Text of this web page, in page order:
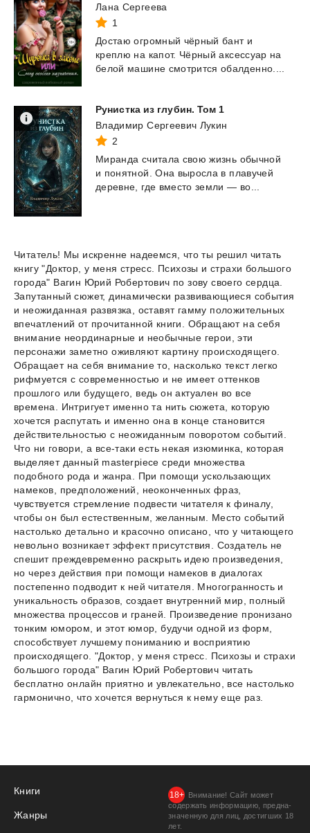
Лана Сергеева
1
Достаю огромный чёрный бант и
креплю на капот. Чёрный аксессуар на
белой машине смотрится обалденно....
Рунистка из глубин. Том 1
Владимир Сергеевич Лукин
2
Миранда считала свою жизнь обычной
и понятной. Она выросла в плавучей
деревне,
где вместо земли — во...
Читатель! Мы искренне надеемся, что ты решил читать
книгу "Доктор, у меня стресс. Психозы и страхи большого
города" Вагин Юрий Робертович по зову своего сердца.
Запутанный сюжет, динамически развивающиеся события
и неожиданная развязка, оставят гамму положительных
впечатлений от прочитанной книги. Обращают на себя
внимание неординарные и необычные герои, эти
персонажи заметно оживляют картину происходящего.
Обращает на себя внимание то, насколько текст легко
рифмуется с современностью и не имеет оттенков
прошлого или будущего, ведь он актуален во все
времена. Интригует именно та нить сюжета, которую
хочется распутать и именно она в конце становится
действительностью с неожиданным поворотом событий.
Что ни говори, а все-таки есть некая изюминка, которая
выделяет данный masterpiece среди множества
подобного рода и жанра. При помощи ускользающих
намеков, предположений, неоконченных фраз,
чувствуется стремление подвести читателя к финалу,
чтобы он был естественным, желанным. Место событий
настолько детально и красочно описано, что у читающего
невольно возникает эффект присутствия. Создатель не
спешит преждевременно раскрыть идею произведения,
но через действия при помощи намеков в диалогах
постепенно подводит к ней читателя. Многогранность и
уникальность образов, создает внутренний мир, полный
множества процессов и граней. Произведение пронизано
тонким юмором, и этот юмор, будучи одной из форм,
способствует лучшему пониманию и восприятию
происходящего. "Доктор, у меня стресс. Психозы и страхи
большого города" Вагин Юрий Робертович читать
бесплатно онлайн приятно и увлекательно, все настолько
гармонично, что хочется вернуться к нему еще раз.
Книги
Жанры
Внимание! Сайт может
содержать информацию, предна­
значенную для лиц, дости­гших 18
лет.